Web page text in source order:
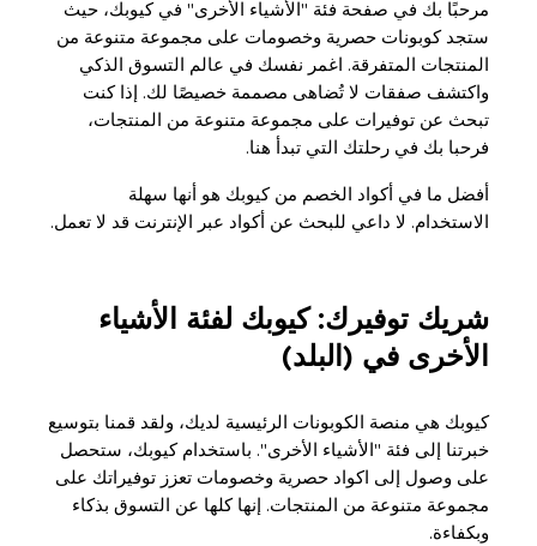
مرحبًا بك في صفحة فئة "الأشياء الأخرى" في كيوبك، حيث
ستجد كوبونات حصرية وخصومات على مجموعة متنوعة من
المنتجات المتفرقة. اغمر نفسك في عالم التسوق الذكي
واكتشف صفقات لا تُضاهى مصممة خصيصًا لك. إذا كنت
تبحث عن توفيرات على مجموعة متنوعة من المنتجات،
فرحبا بك في رحلتك التي تبدأ هنا.
أفضل ما في أكواد الخصم من كيوبك هو أنها سهلة
الاستخدام. لا داعي للبحث عن أكواد عبر الإنترنت قد لا تعمل.
شريك توفيرك: كيوبك لفئة الأشياء
الأخرى في (البلد)
كيوبك هي منصة الكوبونات الرئيسية لديك، ولقد قمنا بتوسيع
خبرتنا إلى فئة "الأشياء الأخرى". باستخدام كيوبك، ستحصل
على وصول إلى اكواد حصرية وخصومات تعزز توفيراتك على
مجموعة متنوعة من المنتجات. إنها كلها عن التسوق بذكاء
وبكفاءة.